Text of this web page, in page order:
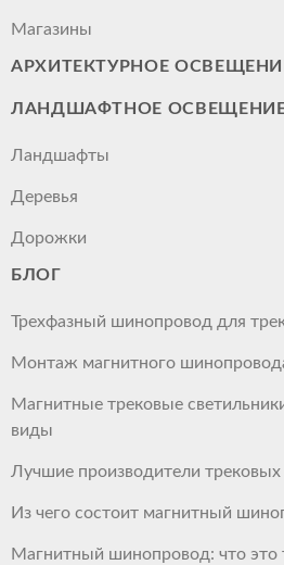
Магазины
АРХИТЕКТУРНОЕ
ЛАНДШАФТНОЕ
Ландшафты
Деревья
Дорожки
БЛОГ
Трехфазный шинопровод для
Монтаж магнитного
Магнитные трековые
виды
Лучшие производители
Из чего состоит магнитный
Магнитный шинопровод: что это